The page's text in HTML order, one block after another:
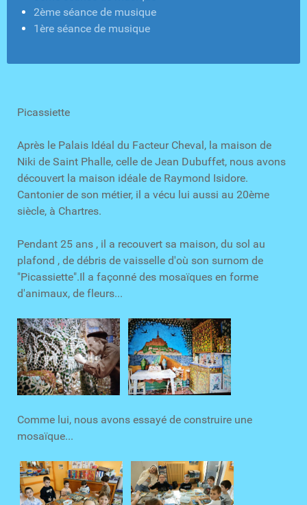
2ème séance de musique
1ère séance de musique
Picassiette
Après le Palais Idéal du Facteur Cheval, la maison de
Niki de Saint Phalle, celle de Jean Dubuffet, nous avons
découvert la maison idéale de Raymond Isidore.
Cantonier de son métier, il a vécu lui aussi au 20ème
siècle, à Chartres.
Pendant 25 ans , il a recouvert sa maison, du sol au
plafond , de débris de vaisselle d'où son surnom de
"Picassiette".Il a façonné des mosaïques en forme
d'animaux, de fleurs...
Comme lui, nous avons essayé de construire une
mosaïque...